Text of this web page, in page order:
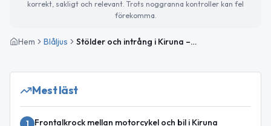
korrekt, sakligt och relevant. Trots noggranna kontroller kan fel
förekomma.
Hem Blåljus Stölder och intrång i Kiruna – polisen uppmanar till ökad vaksamhet
Mest läst
1 Frontalkrock mellan motorcykel och bil i Kiruna